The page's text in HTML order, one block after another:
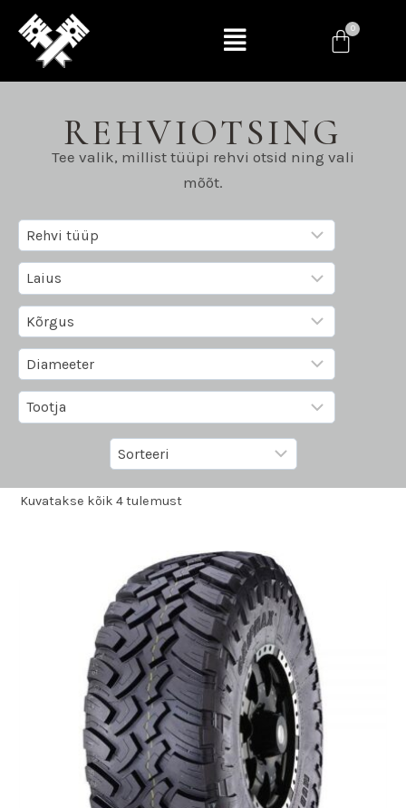
REHVIOTSING
Tee valik, millist tüüpi rehvi otsid ning vali
mõõt.
Kuvatakse kõik 4 tulemust